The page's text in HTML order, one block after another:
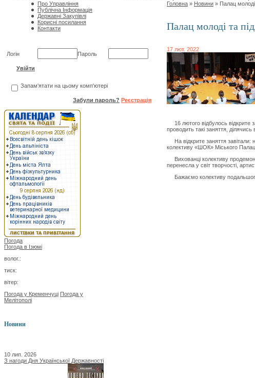
Про Управління
Публічна Інформація
Державні Закупівлі
Корисні посилання
Контакти
Логін Пароль
Запам'ятати на цьому комп'ютері
Забули пароль? Реєстрація
Погода
Погода в Ізюмі
волог.:
тиск:
вітер:
Погода у Кременчуці Погода у
Мелітополі
Новини
10 лип. 2026
З нагоди Дня Української Державності
Головна » Новини » Палац молоді
Палац молоді та
17 лют. 2022
16 лютого відбулось відкрите
проводить такі заняття,
На відкрите заняття завітали:
колективу «ШОК» Міського
Вихованці колективу
перенесла у світ творчості,
Бажаємо колективу подальшого